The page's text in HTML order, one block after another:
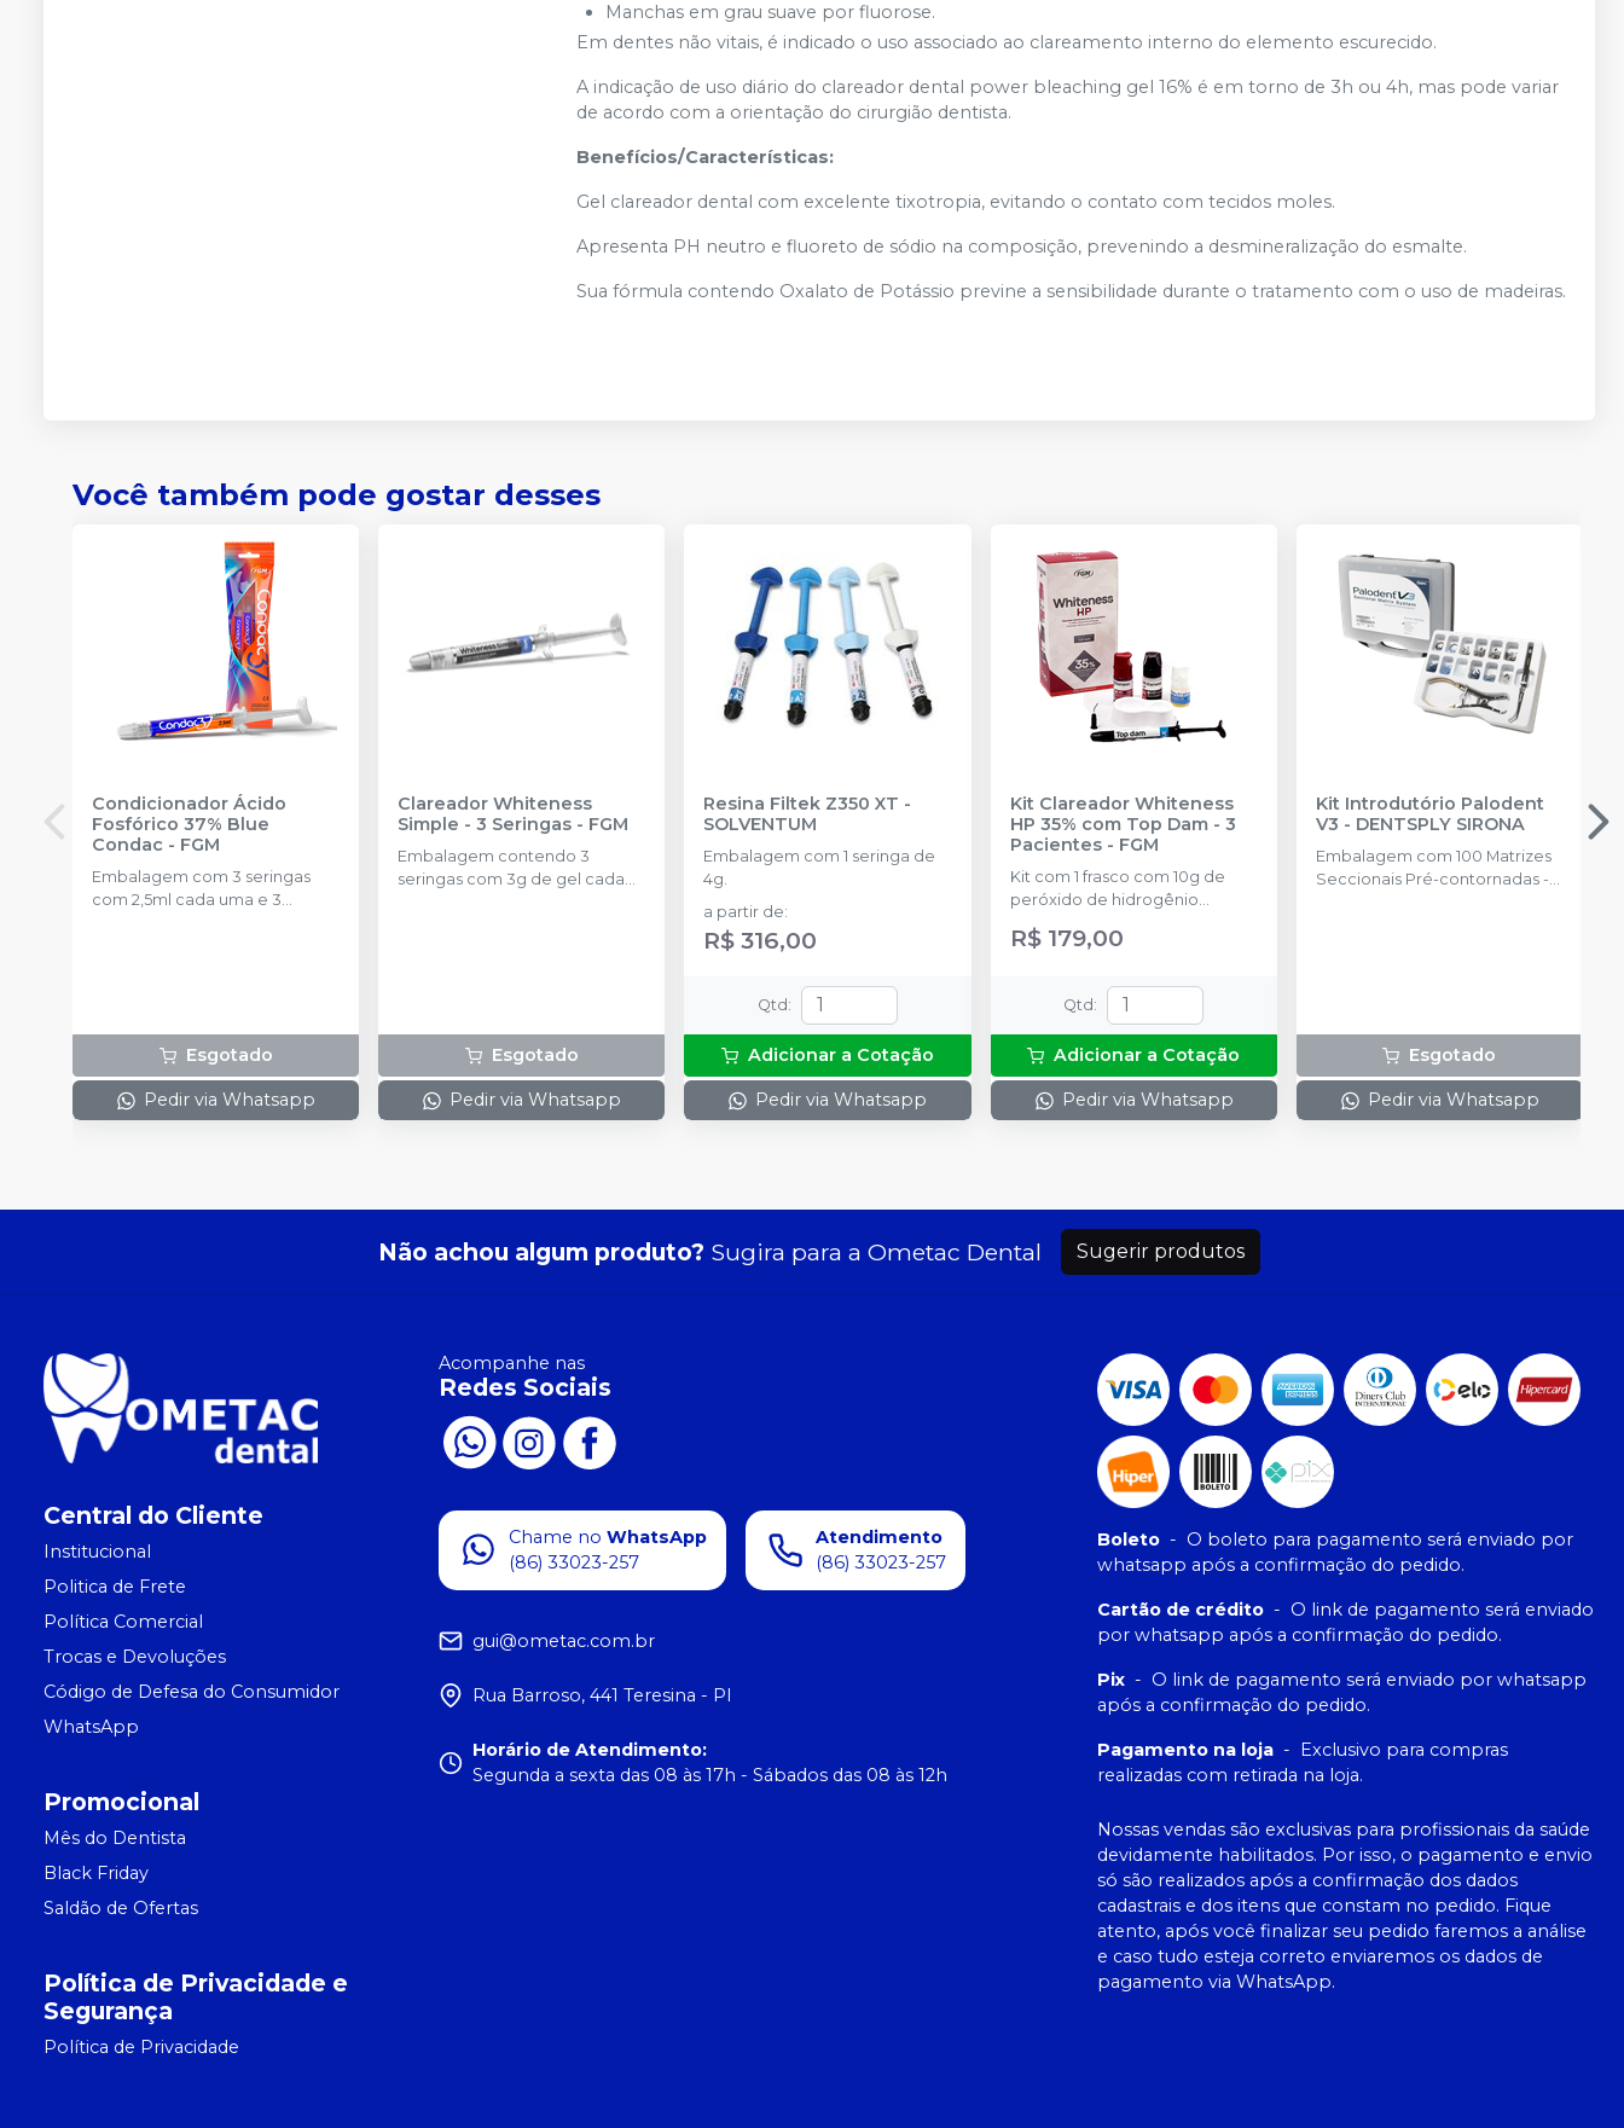
Manchas em grau suave por fluorose.
Em dentes não vitais, é indicado o uso associado ao clareamento interno do elemento escurecido.
A indicação de uso diário do clareador dental power bleaching gel 16% é em torno de 3h ou 4h, mas pode variar
de acordo com a orientação do cirurgião dentista.
Benefícios/Características:
Gel clareador dental com excelente tixotropia, evitando o contato com tecidos moles.
Apresenta PH neutro e fluoreto de sódio na composição, prevenindo a desmineralização do esmalte.
Sua fórmula contendo Oxalato de Potássio previne a sensibilidade durante o tratamento com o uso de madeiras.
Você também pode gostar desses
Condicionador Ácido
Fosfórico 37% Blue
Condac - FGM
Embalagem com 3 seringas
com 2,5ml cada uma e 3
Esgotado
Pedir via Whatsapp
Clareador Whiteness
Simple - 3 Seringas - FGM
Embalagem contendo 3
seringas com 3g de gel cada
Esgotado
Pedir via Whatsapp
Resina Filtek Z350 XT -
SOLVENTUM
Embalagem com 1 seringa de
4g.
a partir de:
R$ 316,00
Qtd :
Adicionar a Cotação
Pedir via Whatsapp
Kit Clareador Whiteness
HP 35% com Top Dam - 3
Pacientes- FGM
Kit com 1 frasco com 10g de
peróxido de hidrogênio
de espessante + 1 frasco com
(neutralizante de peróxidos) + 1
espátula e uma placa para
preparo do gel e 1 Top Dam
com 2g.
R$ 179,00
Qtd :
Adicionar a Cotação
Pedir via Whatsapp
Kit Introdutório Palodent
V3 - DENTSPLY SIRONA
Embalagem com 100 Matrizes
Seccionais Pré-contornadas -
Anel Universal; 1 Anel Pequeno;
1 Alicate (Fórceps); 1 Pinça
Auxiliar. (Pin Tweezer)
Esgotado
Pedir via Whatsapp
Não achou algum produto? Sugira para a Ometac Dental Sugerir produtos
Central do Cliente
Institucional
Politica de Frete
Política Comercial
Trocas e Devoluções
Código de Defesa do Consumidor
WhatsApp
Promocional
Mês do Dentista
Black Friday
Saldão de Ofertas
Política de Privacidade e
Segurança
Política de Privacidade
Acompanhe nas
Redes Sociais
Chame no WhatsApp
(86) 33023-257
Atendimento
(86) 33023-257
gui@ometac.com.br
Rua Barroso, 441 Teresina - PI
Horário de Atendimento:
Segunda a sexta das 08 às 17h - Sábados das 08 às 12h
Boleto - O boleto para pagamento será enviado por
whatsapp após a confirmação do pedido.
Cartão de crédito - O link de pagamento será enviado
por whatsapp após a confirmação do pedido.
Pix - O link de pagamento será enviado por whatsapp
após a confirmação do pedido.
Pagamento na loja - Exclusivo para compras
realizadas com retirada na loja.
Nossas vendas são exclusivas para profissionais da saúde
devidamente habilitados. Por isso, o pagamento e envio
só são realizados após a confirmação dos dados
cadastrais e dos itens que constam no pedido. Fique
atento, após você finalizar seu pedido faremos a análise
e caso tudo esteja correto enviaremos os dados de
pagamento via WhatsApp.